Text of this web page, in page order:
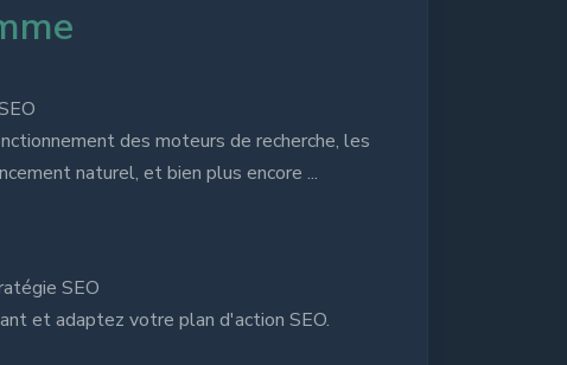
des moteurs de recherche, les
naturel, et bien plus encore ...
SEO
et adaptez votre plan d'action SEO.